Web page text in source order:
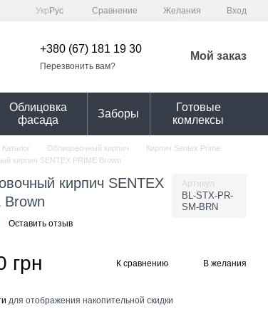
Укр Рус Сравнение Желания Вход
+380 (67) 181 19 30
Перезвонить вам?
Мой заказ
Облицовка
фасада
Заборы
Готовые
комлексы
Каталог Облицовочный кирпич
Кирпич Sentex Prime
кирпич SENTEX PRIME Brown
кирпич SENTEX
Brown
Артикул
BL-STX-PR-
SM-BRN
Оставить отзыв
грн К сравнению В желания
для отображения накопительной скидки